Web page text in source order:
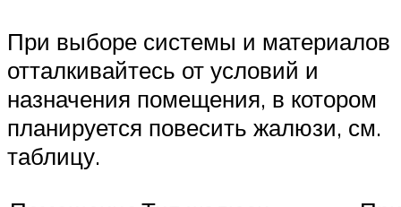
При выборе системы и материалов
отталкивайтесь от условий и
назначения помещения, в котором
планируется повесить жалюзи, см.
таблицу.